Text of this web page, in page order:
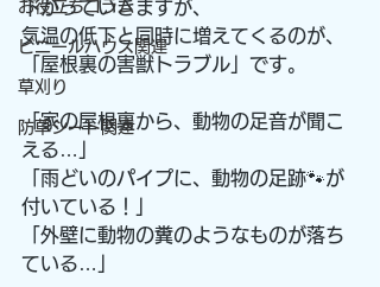
お役立ちコラム
ビニールハウス関連
草刈り
防草シート関連
下がっていきますが、
気温の低下と同時に増えてくるのが、
「屋根裏の害獣トラブル」です。
「家の屋根裏から、動物の足音が聞こ
える…」
「雨どいのパイプに、動物の足跡🐾が
付いている！」
「外壁に動物の糞のようなものが落ち
ている…」